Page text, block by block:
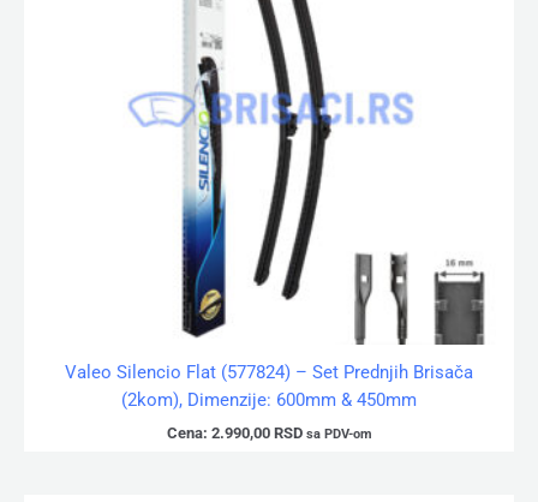
Valeo Silencio Flat (577824) – Set Prednjih Brisača
(2kom), Dimenzije: 600mm & 450mm
Cena: 2.990,00 RSD sa PDV-om